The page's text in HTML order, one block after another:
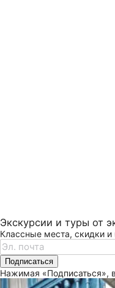
Экскурсии и туры от
Классные места, скидки и
Подписаться
Нажимая «Подписаться»,